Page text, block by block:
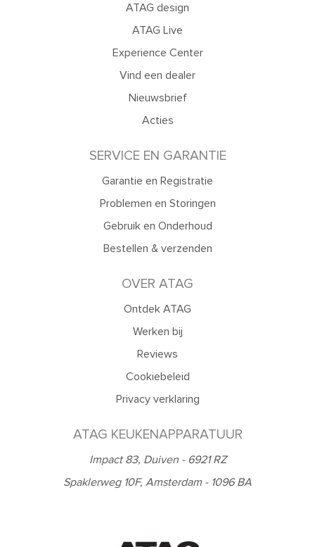
ATAG design
ATAG Live
Experience Center
Vind een dealer
Nieuwsbrief
Acties
SERVICE EN GARANTIE
Garantie en Registratie
Problemen en Storingen
Gebruik en Onderhoud
Bestellen & verzenden
OVER ATAG
Ontdek ATAG
Werken bij
Reviews
Cookiebeleid
Privacy verklaring
ATAG KEUKENAPPARATUUR
Impact 83, Duiven - 6921 RZ
Spaklerweg 10F, Amsterdam - 1096 BA